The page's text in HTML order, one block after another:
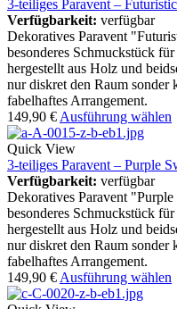
3-teiliges Paravent –
Verfügbarkeit: verfügbar
Dekoratives Paravent
besonderes Schmuckstück
hergestellt aus Holz und
nur diskret den Raum sonder
fabelhaftes Arrangement.
149,90 € Ausführung wählen
Quick View
3-teiliges Paravent – Purple
Verfügbarkeit: verfügbar
Dekoratives Paravent
besonderes Schmuckstück
hergestellt aus Holz und
nur diskret den Raum sonder
fabelhaftes Arrangement.
149,90 € Ausführung wählen